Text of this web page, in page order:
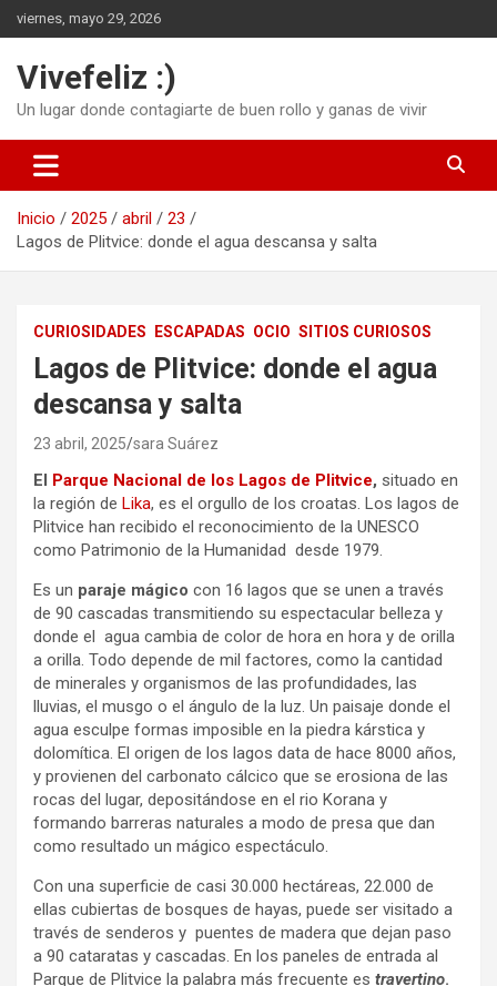
Saltar
al
viernes, mayo 29, 2026
Vivefeliz :)
Un lugar donde contagiarte de buen rollo y ganas de vivir
Inicio 2025 abril
23
Lagos de Plitvice: donde el agua descansa y salta
CURIOSIDADES ESCAPADAS OCIO SITIOS CURIOSOS
Lagos de Plitvice: donde el agua
descansa y salta
23 abril, 2025 sara Suárez
El Parque Nacional de los Lagos de Plitvice, situado en
la región de Lika, es el orgullo de los croatas. Los lagos de
Plitvice han recibido el reconocimiento de la UNESCO
como Patrimonio de la Humanidad desde 1979.
Es un paraje mágico con 16 lagos que se unen a través
de 90 cascadas transmitiendo su espectacular belleza y
donde el agua cambia de color de hora en hora y de orilla
a orilla. Todo depende de mil factores, como la cantidad
de minerales y organismos de las profundidades, las
lluvias, el musgo o el ángulo de la luz. Un paisaje donde el
agua esculpe formas imposible en la piedra kárstica y
dolomítica. El origen de los lagos data de hace 8000 años,
y provienen del carbonato cálcico que se erosiona de las
rocas del lugar, depositándose en el rio Korana y
formando barreras naturales a modo de presa que dan
como resultado un mágico espectáculo.
Con una superficie de casi 30.000 hectáreas, 22.000 de
ellas cubiertas de bosques de hayas, puede ser visitado a
través de senderos y puentes de madera que dejan paso
a 90 cataratas y cascadas. En los paneles de entrada al
Parque de Plitvice la palabra más frecuente es travertino.